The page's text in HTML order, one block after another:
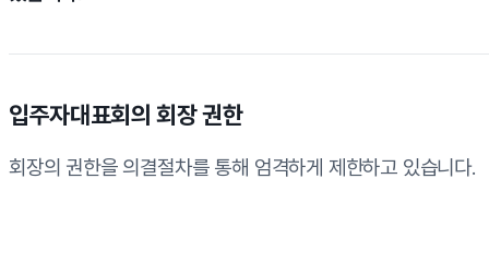
입주자대표회의 회장 권한
회장의 권한을 의결절차를 통해 엄격하게 제한하고 있습니다.